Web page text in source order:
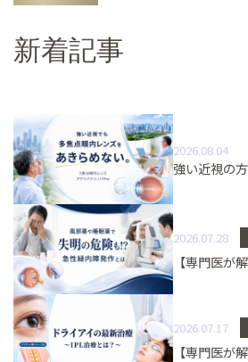
新着記事
2026.08.04
2026.07.28
2026.07.17